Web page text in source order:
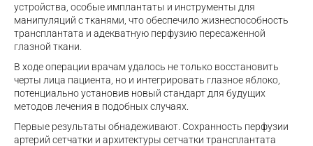
устройства, особые имплантаты и инструменты для
манипуляций с тканями, что обеспечило жизнеспособность
трансплантата и адекватную перфузию пересаженной
глазной ткани.
В ходе операции врачам удалось не только восстановить
черты лица пациента, но и интегрировать глазное яблоко,
потенциально установив новый стандарт для будущих
методов лечения в подобных случаях.
Первые результаты обнадеживают. Сохранность перфузии
артерий сетчатки и архитектуры сетчатки трансплантата